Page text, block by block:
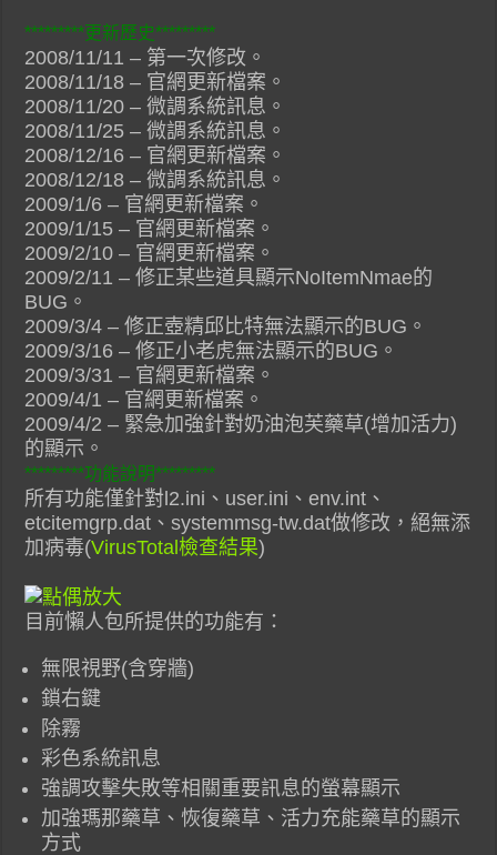
*********更新歷史*********
2008/11/11 – 第一次修改。
2008/11/18 – 官網更新檔案。
2008/11/20 – 微調系統訊息。
2008/11/25 – 微調系統訊息。
2008/12/16 – 官網更新檔案。
2008/12/18 – 微調系統訊息。
2009/1/6 – 官網更新檔案。
2009/1/15 – 官網更新檔案。
2009/2/10 – 官網更新檔案。
2009/2/11 – 修正某些道具顯示NoItemNmae的
BUG。
2009/3/4 – 修正壺精邱比特無法顯示的BUG。
2009/3/16 – 修正小老虎無法顯示的BUG。
2009/3/31 – 官網更新檔案。
2009/4/1 – 官網更新檔案。
2009/4/2 – 緊急加強針對奶油泡芙藥草(增加活力)
的顯示。
*********功能說明*********
所有功能僅針對l2.ini、user.ini、env.int、
etcitemgrp.dat、systemmsg-tw.dat做修改，絕無添
加病毒(VirusTotal檢查結果)
目前懶人包所提供的功能有：
無限視野(含穿牆)
鎖右鍵
除霧
彩色系統訊息
強調攻擊失敗等相關重要訊息的螢幕顯示
加強瑪那藥草、恢復藥草、活力充能藥草的顯示
方式